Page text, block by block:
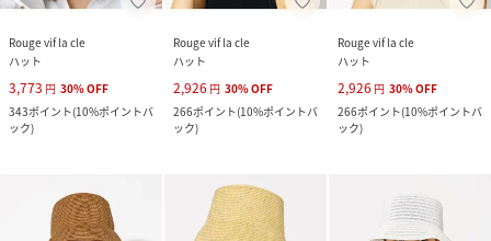
Rouge vif la cle
ハット
3,773 円 30%OFF
343ポイント(10%ポイントバ
ック)
Rouge vif la cle
ハット
2,926 円 30%OFF
266ポイント(10%ポイントバ
ック)
Rouge vif la cle
ハット
2,926 円 30%OFF
266ポイント(10%ポイントバ
ック)